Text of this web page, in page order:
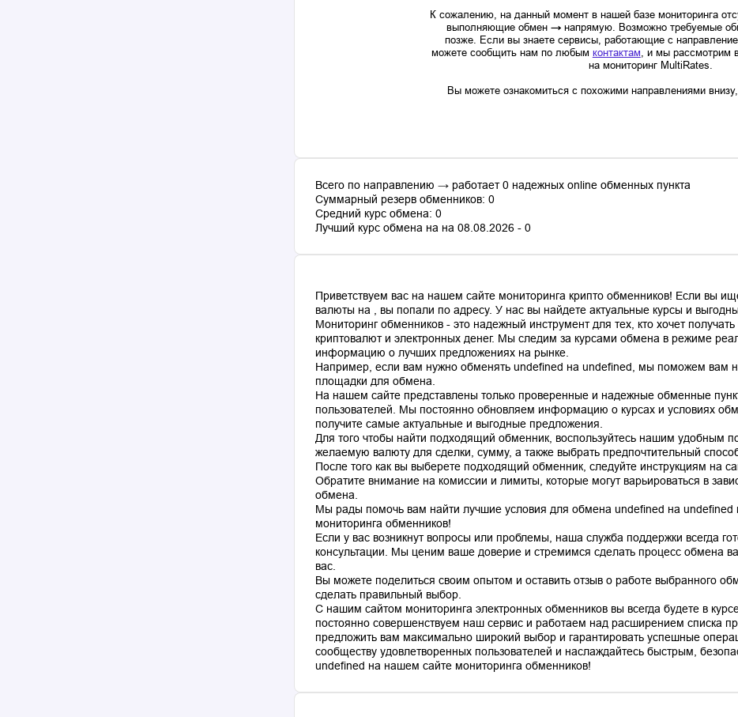
К сожалению, на данный момент в нашей базе мониторинга
выполняющие обмен → напрямую. Возможно требуемые
позже. Если вы знаете сервисы, работающие с
можете сообщить нам по любым контактам, и мы рассмотрим
на мониторинг MultiRates.
Вы можете ознакомиться с похожими направлениями
Всего по направлению → работает 0 надежных online обменных пункта
Суммарный резерв обменников: 0
Средний курс обмена: 0
Лучший курс обмена на на 08.08.2026 - 0
Приветствуем вас на нашем сайте мониторинга крипто обменников! Если вы
валюты на , вы попали по адресу. У нас вы найдете актуальные курсы и
Мониторинг обменников - это надежный инструмент для тех, кто хочет
криптовалют и электронных денег. Мы следим за курсами обмена в режиме
информацию о лучших предложениях на рынке.
Например, если вам нужно обменять undefined на undefined, мы поможем вам
площадки для обмена.
На нашем сайте представлены только проверенные и надежные обменные
пользователей. Мы постоянно обновляем информацию о курсах и условиях
получите самые актуальные и выгодные предложения.
Для того чтобы найти подходящий обменник, воспользуйтесь нашим удобным
желаемую валюту для сделки, сумму, а также выбрать предпочтительный
После того как вы выберете подходящий обменник, следуйте инструкциям на
Обратите внимание на комиссии и лимиты, которые могут варьироваться в
обмена.
Мы рады помочь вам найти лучшие условия для обмена undefined на
мониторинга обменников!
Если у вас возникнут вопросы или проблемы, наша служба поддержки всегда
консультации. Мы ценим ваше доверие и стремимся сделать процесс обмена
вас.
Вы можете поделиться своим опытом и оставить отзыв о работе выбранного
сделать правильный выбор.
С нашим сайтом мониторинга электронных обменников вы всегда будете в
постоянно совершенствуем наш сервис и работаем над расширением списка
предложить вам максимально широкий выбор и гарантировать успешные
сообществу удовлетворенных пользователей и наслаждайтесь быстрым,